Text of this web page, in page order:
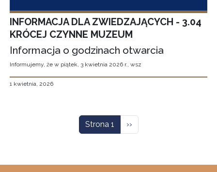
INFORMACJA DLA ZWIEDZAJĄCYCH - 3.04
KRÓCEJ CZYNNE MUZEUM
Informacja o godzinach otwarcia
Informujemy, że w piątek, 3 kwietnia 2026 r., wsz
1 kwietnia, 2026
Strona 1 Następna strona
››